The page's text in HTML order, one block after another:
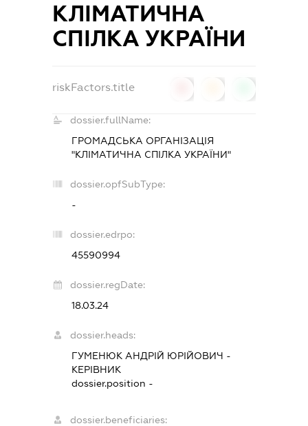
КЛІМАТИЧНА
СПІЛКА УКРАЇНИ
riskFactors.title
dossier.fullName:
ГРОМАДСЬКА ОРГАНІЗАЦІЯ
"КЛІМАТИЧНА СПІЛКА УКРАЇНИ"
dossier.opfSubType:
-
dossier.edrpo:
45590994
dossier.regDate:
18.03.24
dossier.heads:
ГУМЕНЮК АНДРІЙ ЮРІЙОВИЧ -
КЕРІВНИК
dossier.position -
dossier.beneficiaries: